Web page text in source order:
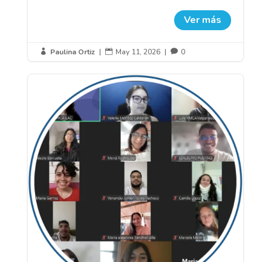
Ver más
 Paulina Ortiz |  May 11, 2026 |  0